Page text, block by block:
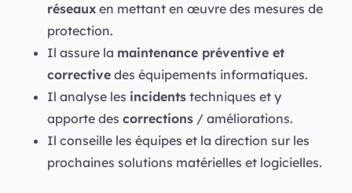
réseauxen mettant en œuvre des mesures de
protection.
Il assure la maintenance préventive et
correctivedes équipements informatiques.
Il analyse les incidentstechniques et y
apporte des corrections/ améliorations.
Il conseille les équipes et la direction sur les
prochaines solutions matérielles et logicielles.